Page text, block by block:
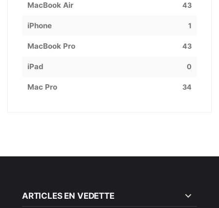
MacBook Air 43
iPhone 1
MacBook Pro 43
iPad 0
Mac Pro 34
ARTICLES EN VEDETTE